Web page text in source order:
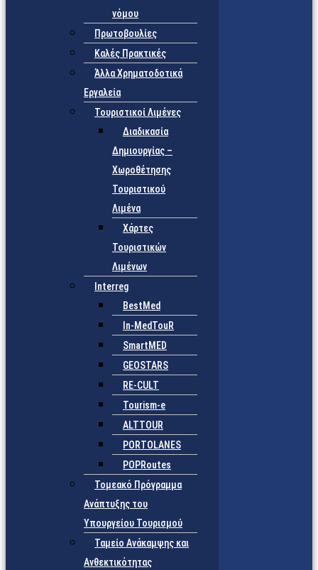
νόμου
Πρωτοβουλίες
Καλές Πρακτικές
Άλλα Χρηματοδοτικά
Εργαλεία
Τουριστικοί Λιμένες
Διαδικασία
Δημιουργίας –
Χωροθέτησης
Τουριστικού
Λιμένα
Χάρτες
Τουριστικών
Λιμένων
Interreg
BestMed
In-MedTouR
SmartMED
GEOSTARS
RE-CULT
Tourism-e
ALTTOUR
PORTOLANES
POPRoutes
Τομεακό Πρόγραμμα
Ανάπτυξης του
Υπουργείου Τουρισμού
Ταμείο Ανάκαμψης και
Ανθεκτικότητας